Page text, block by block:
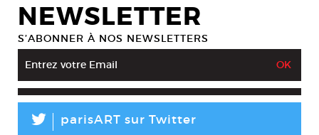
NEWSLETTER
S’ABONNER À NOS NEWSLETTERS
L parisART sur Twitter